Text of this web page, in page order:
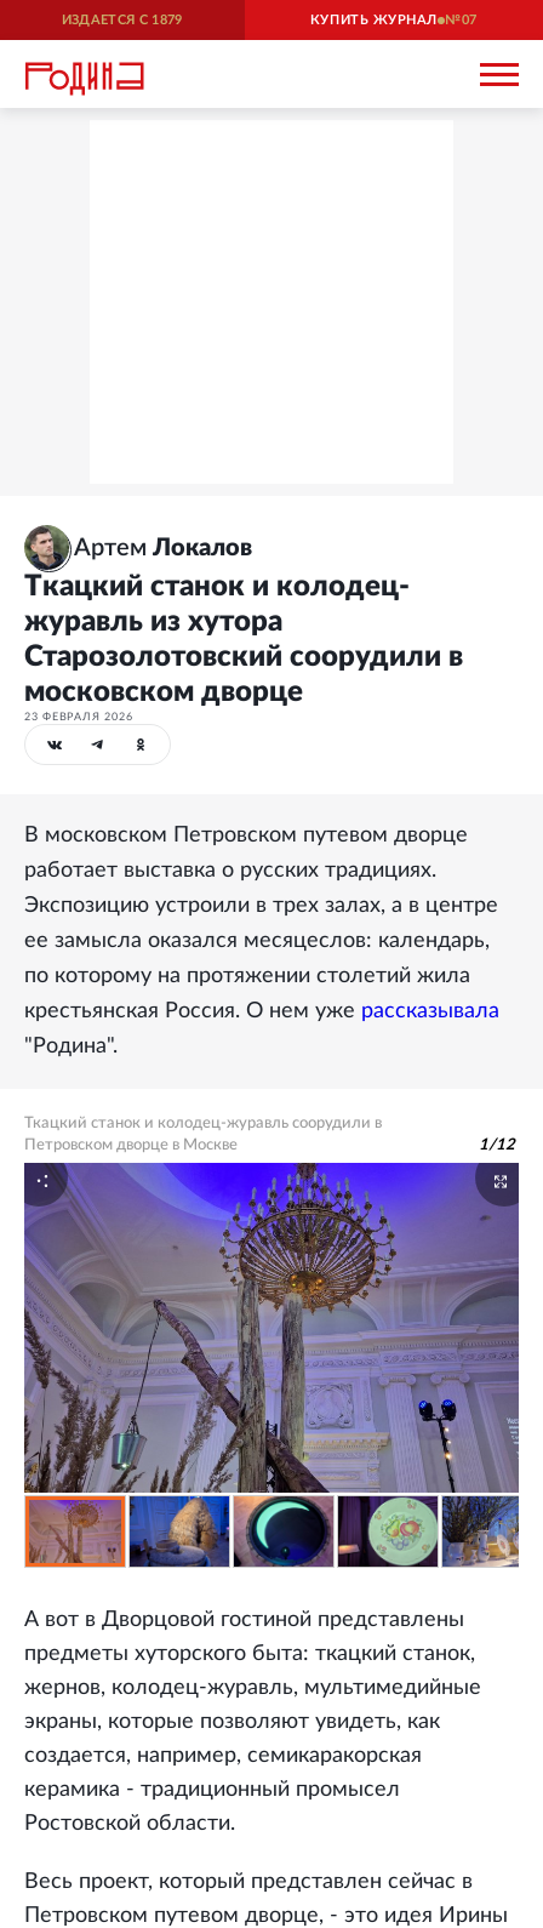
ИЗДАЕТСЯ С 1879 КУПИТЬ ЖУРНАЛ 07
Артем Локалов
Ткацкий станок и колодец-
журавль из хутора
Старозолотовский соорудили в
московском дворце
23 ФЕВРАЛЯ 2026
В московском Петровском путевом дворце
работает выставка о русских традициях.
Экспозицию устроили в трех залах, а в центре
ее замысла оказался месяцеслов: календарь,
по которому на протяжении столетий жила
крестьянская Россия. О нем уже рассказывала
"Родина".
Ткацкий станок и колодец-журавль соорудили в
Петровском дворце в Москве
1/12
А вот в Дворцовой гостиной представлены
предметы хуторского быта: ткацкий станок,
жернов, колодец-журавль, мультимедийные
экраны, которые позволяют увидеть, как
создается, например, семикаракорская
керамика - традиционный промысел
Ростовской области.
Весь проект, который представлен сейчас в
Петровском путевом дворце, - это идея Ирины